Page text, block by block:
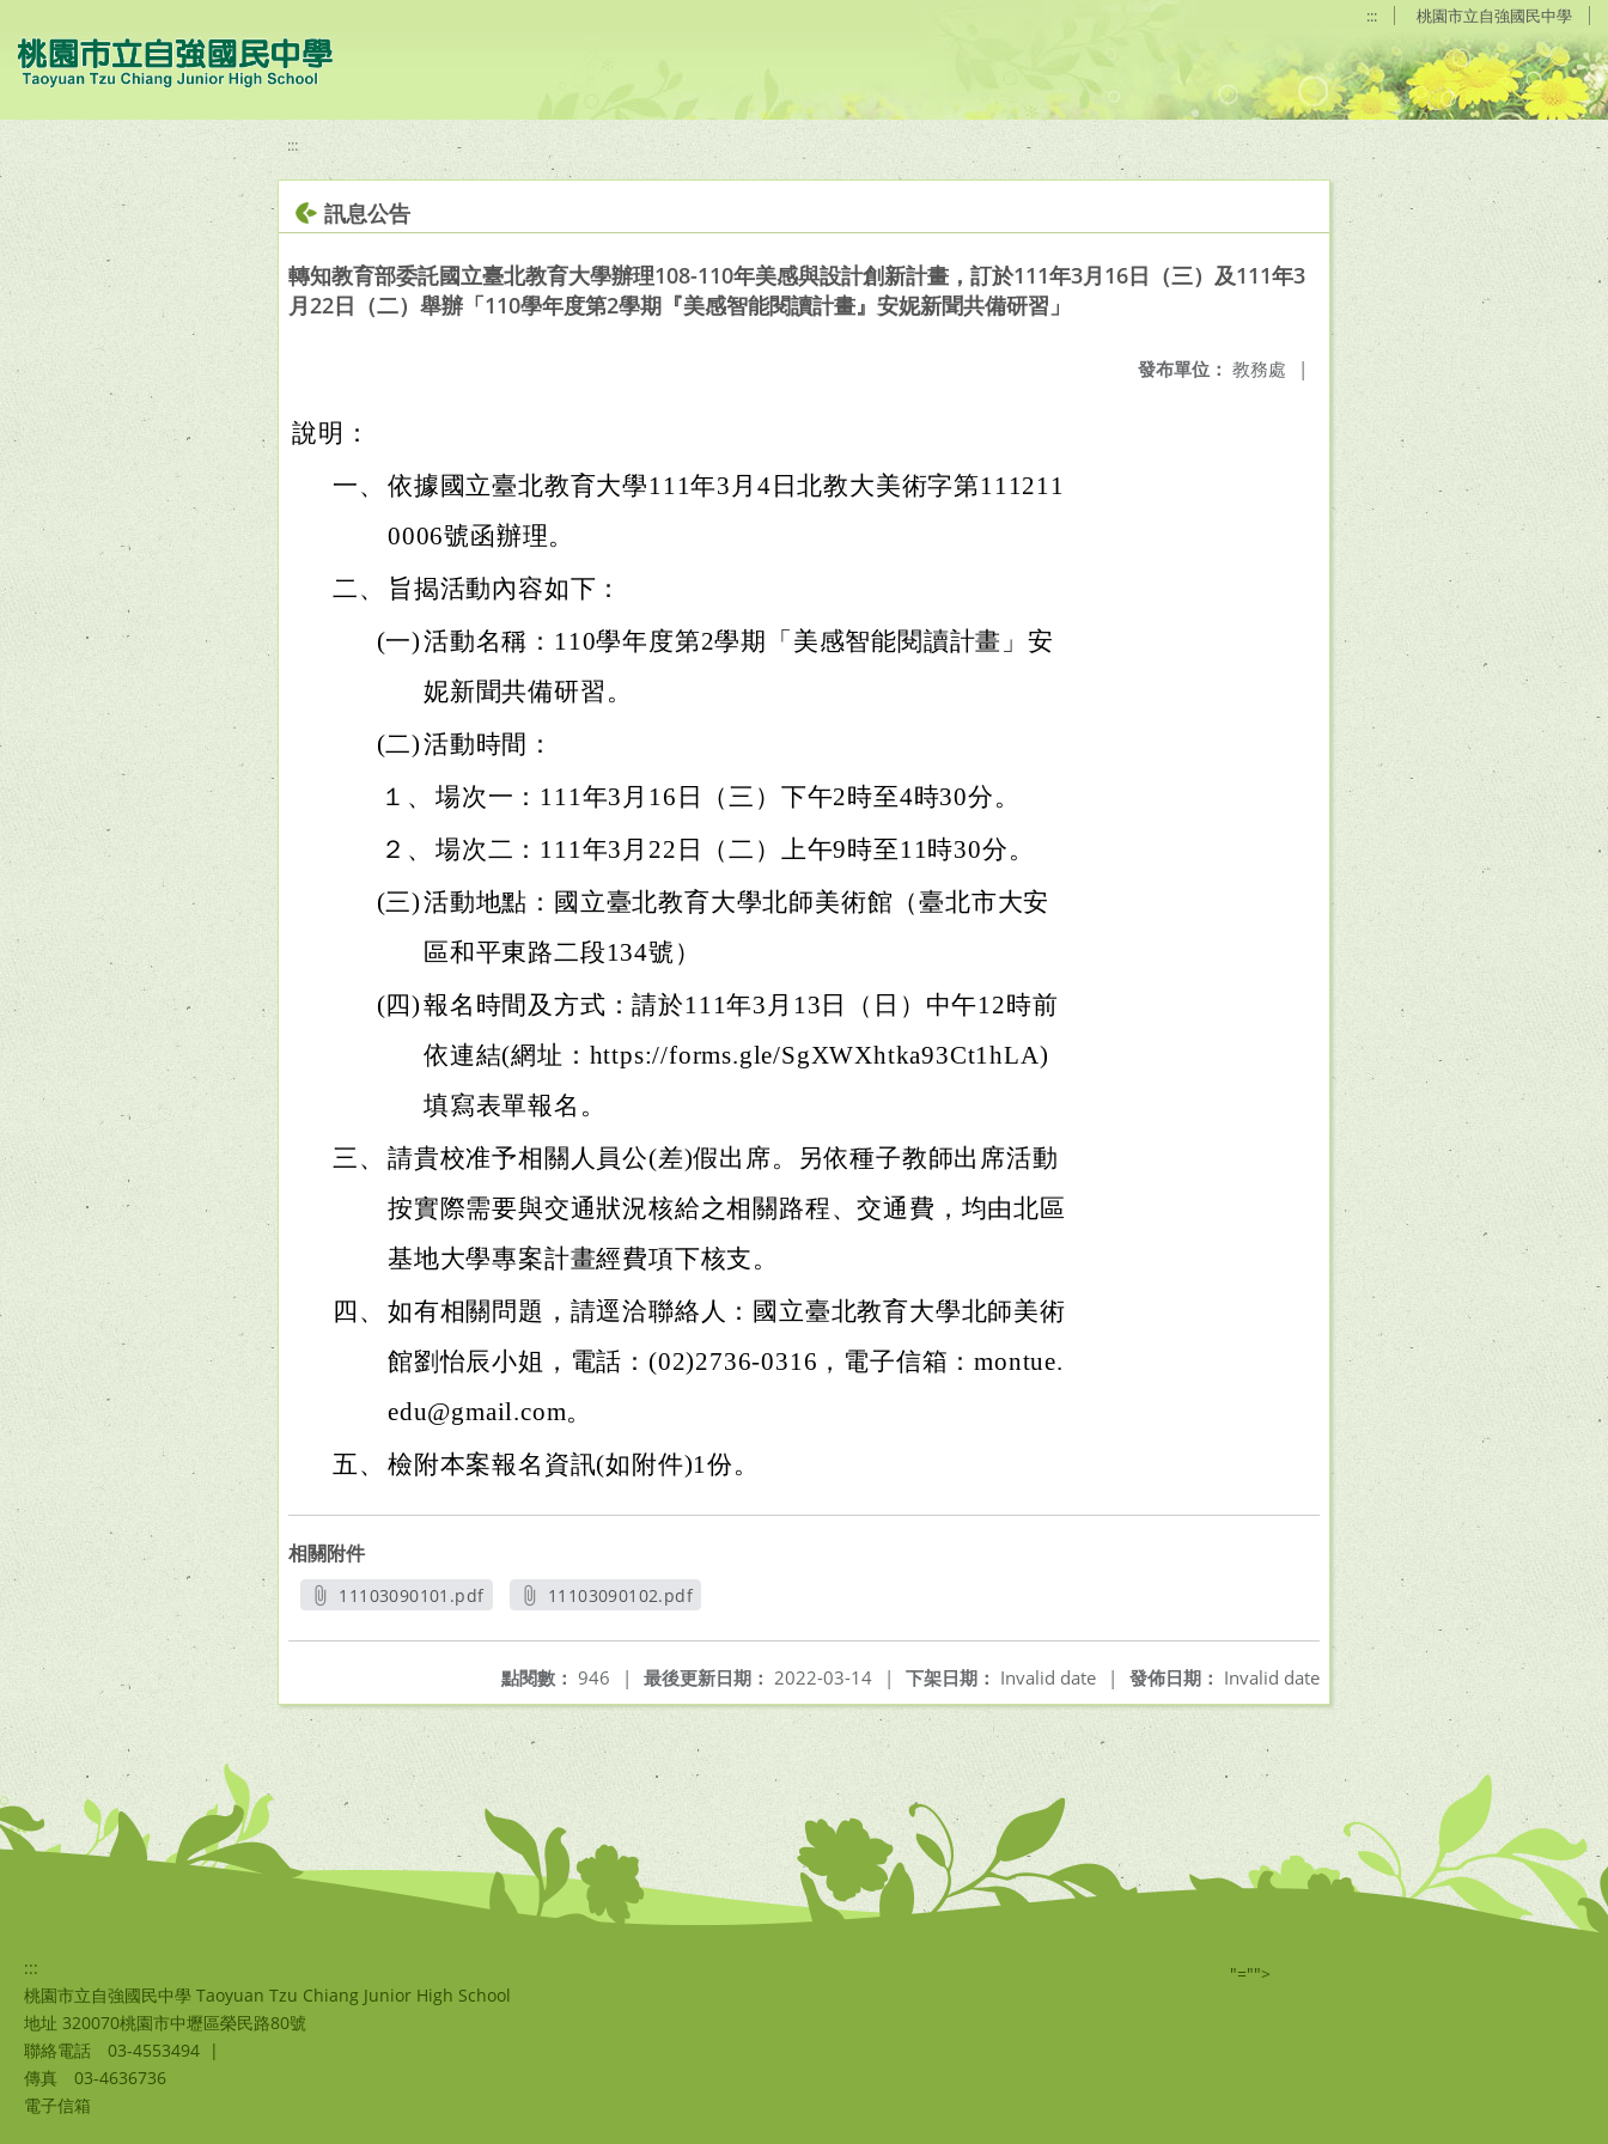
::: 桃園市立自強國民中學
:::
訊息公告
轉知教育部委託國立臺北教育大學辦理108-110年美感與設計創新計畫，訂於111年3月16日（三）及111年3
月22日（二）舉辦「110學年度第2學期『美感智能閱讀計畫』安妮新聞共備研習」
發布單位： 教務處 |
說明：
一、 依據國立臺北教育大學111年3月4日北教大美術字第111211
0006號函辦理。
二、
旨揭活動內容如下：
(一)活動名稱：110學年度第2學期「美感智能閱讀計畫」安
妮新聞共備研習。
(二)活動時間：
１、 場次一：111年3月16日（三）下午2時至4時30分。
２、 場次二：111年3月22日（二）上午9時至11時30分。
(三)活動地點：國立臺北教育大學北師美術館（臺北市大安
區和平東路二段134號）
(四)報名時間及方式：請於111年3月13日（日）中午12時前
依連結(網址：https://forms.gle/SgXWXhtka93Ct1hLA)
填寫表單報名。
三、 請貴校准予相關人員公(差)假出席。另依種子教師出席活動
按實際需要與交通狀況核給之相關路程、交通費，均由北區
基地大學專案計畫經費項下核支。
四、 如有相關問題，請逕洽聯絡人：國立臺北教育大學北師美術
館劉怡辰小姐，電話：(02)2736-0316，電子信箱：montue.
edu@gmail.com。
五、 檢附本案報名資訊(如附件)1份。
相關附件
11103090101.pdf
11103090102.pdf
發佈日期： Invalid date
下架日期： Invalid date |
最後更新日期： 2022-03-14 |
點閱數： 946 |
:::
桃園市立自強國民中學 Taoyuan Tzu Chiang Junior High School
地址 320070桃園市中壢區榮民路80號
聯絡電話
03-4553494 |
傳真
03-4636736
電子信箱
"="">